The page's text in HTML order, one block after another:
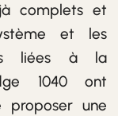
complets et
et les
liées à la
1040 ont
une